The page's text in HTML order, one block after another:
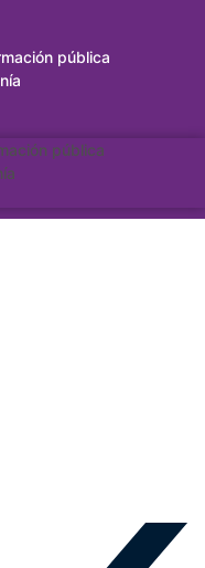
pública
pública